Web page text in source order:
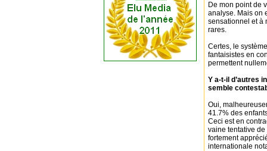
De mon point de
analyse. Mais on
sensationnel et à
rares.
Certes, le
fantaisistes en
permettent
Y a-t-il d’autres
semble
Oui,
41.7% des
Ceci est en
vaine tentative
fortement
internationale